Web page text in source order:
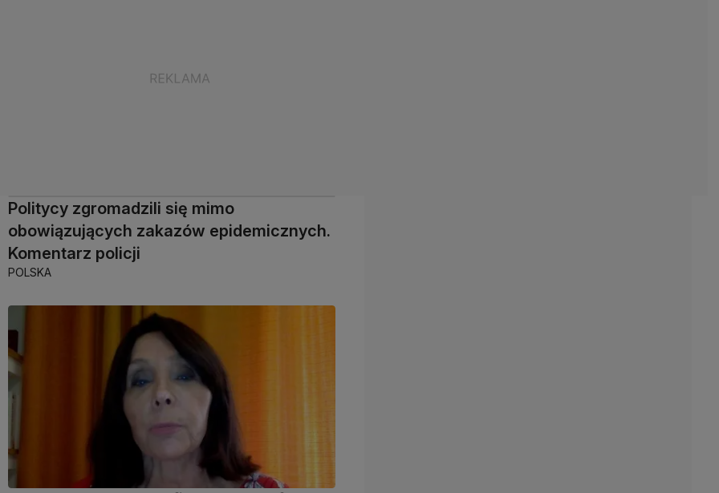
Politycy zgromadzili się mimo
obowiązujących zakazów epidemicznych.
Komentarz policji
POLSKA